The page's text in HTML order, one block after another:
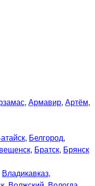
, Армавир, Артём,
, Белгород,
, Братск, Брянск
Владикавказ,